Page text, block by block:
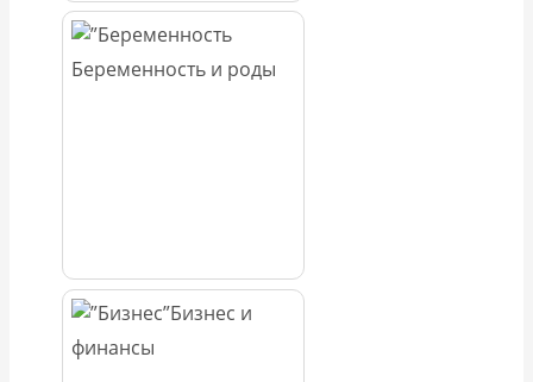
Беременность и роды
Бизнес и
финансы